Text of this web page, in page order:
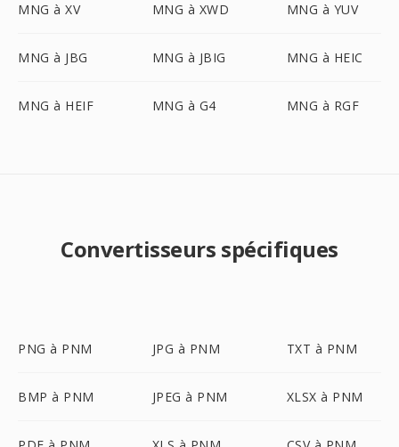
MNG à XV MNG à XWD MNG à YUV
MNG à JBG MNG à JBIG MNG à HEIC
MNG à HEIF MNG à G4 MNG à RGF
Convertisseurs spécifiques
PNG à PNM JPG à PNM TXT à PNM
BMP à PNM JPEG à PNM XLSX à PNM